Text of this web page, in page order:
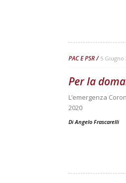
PAC E PSR 5 Giugno
Per la
L’emergenza
2020
DiAngelo Frascarelli